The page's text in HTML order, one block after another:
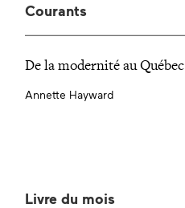
Courants
De la modernité au Québec
Annette Hayward
Livre du mois